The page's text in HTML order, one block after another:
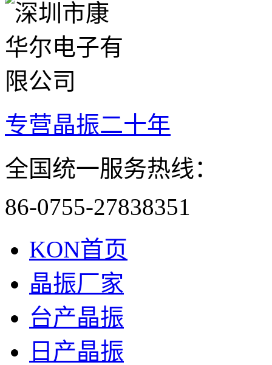
专营晶振二十年
全国统一服务热线：
86-0755-27838351
KON首页
晶振厂家
台产晶振
日产晶振